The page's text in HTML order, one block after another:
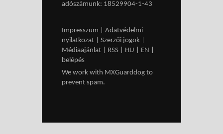
adószámunk: 18529904-1-43
Impresszum
Adatvédelmi
nyilatkozat
Szerzői jogok
Médiaajánlat
RSS HU EN
belépés
We work with MXGuarddog to
prevent spam.